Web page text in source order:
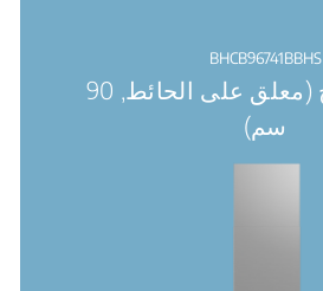
BHCB96741BBHS
شفاط مدمج (معلق على الحائط, 90
سم)